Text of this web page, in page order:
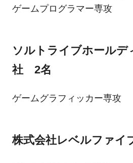
ゲームプログラマー専攻
ソルトライブホールデ
社 2名
ゲームグラフィッカー専攻
株式会社レベルファ